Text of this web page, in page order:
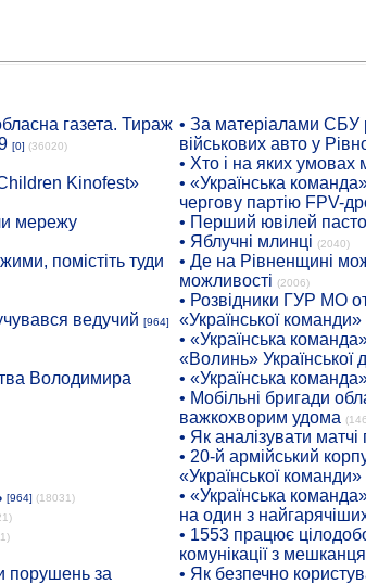
газета. Тираж
[0] (36020)
Kinofest»
мережу
помістіть туди
ведучий [964]
Володимира
[964] (18031)
порушень за
• За матеріалами СБУ
військових авто у
• Хто і на яких умовах
• «Українська
чергову партію FPV-
• Перший ювілей
• Яблучні млинці (2040)
• Де на Рівненщині
можливості (2006)
• Розвідники ГУР МО
«Української команди»
• «Українська
«Волинь» Української
• «Українська
• Мобільні бригади
важкохворим удома
• Як аналізувати
• 20-й армійський
«Української команди»
• «Українська
на один з
• 1553 працює
комунікації з
• Як безпечно